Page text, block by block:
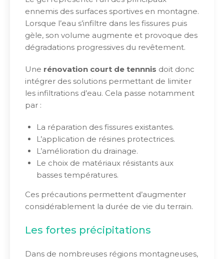
ennemis des surfaces sportives en montagne.
Lorsque l’eau s’infiltre dans les fissures puis
gèle, son volume augmente et provoque des
dégradations progressives du revêtement.
Une rénovation court de tennnis doit donc
intégrer des solutions permettant de limiter
les infiltrations d’eau. Cela passe notamment
par :
La réparation des fissures existantes.
L’application de résines protectrices.
L’amélioration du drainage.
Le choix de matériaux résistants aux
basses températures.
Ces précautions permettent d’augmenter
considérablement la durée de vie du terrain.
Les fortes précipitations
Dans de nombreuses régions montagneuses,